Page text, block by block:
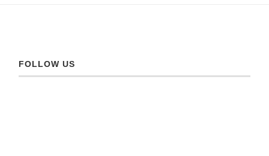
FOLLOW US